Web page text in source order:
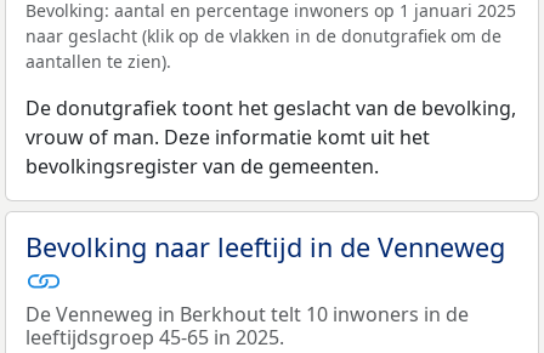
Bevolking: aantal en percentage inwoners op 1 januari 2025
naar geslacht (klik op de vlakken in de donutgrafiek om de
aantallen te zien).
De donutgrafiek toont het geslacht van de bevolking,
vrouw of man. Deze informatie komt uit het
bevolkingsregister van de gemeenten.
Bevolking naar leeftijd in de Venneweg
De Venneweg in Berkhout telt 10 inwoners in de
leeftijdsgroep 45-65 in 2025.